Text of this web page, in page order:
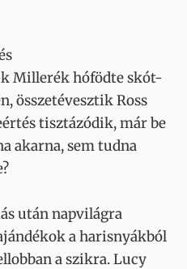
Millerék hófödte skót-
összetévesztik Ross
tisztázódik, már be
akarna, sem tudna
után napvilágra
a harisnyákból
a szikra. Lucy